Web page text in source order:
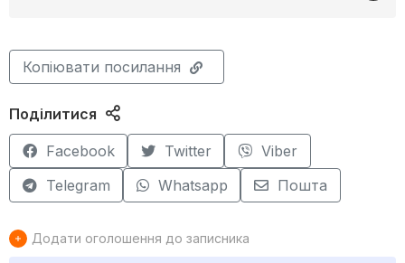
Копіювати посилання
Поділитися
Facebook Twitter
Viber
Telegram
Whatsapp Пошта
Додати оголошення до записника